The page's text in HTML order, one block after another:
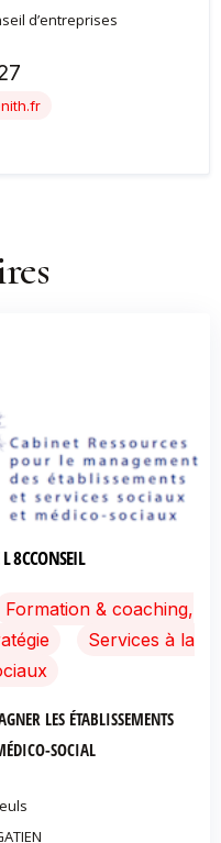
d’entreprises
8CCONSEIL
Formation & coaching,
Services à la
LES ÉTABLISSEMENTS
SOCIAL